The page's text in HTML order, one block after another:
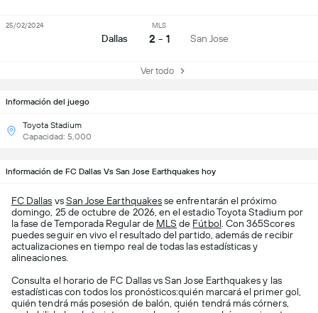
Información del juego
Toyota Stadium
Capacidad: 5,000
Dallas
MLS
2 - 1 San Jose
25/02/2024
Ver todo
Información de FC Dallas Vs San Jose Earthquakes hoy
FC Dallas vsSan Jose Earthquakesse enfrentarán el próximo
domingo, 25 de octubre de 2026, en el estadio Toyota Stadium por
la fase de Temporada Regular de MLS de Fútbol . Con 365Scores
puedes seguir en vivo el resultado del partido, además de recibir
actualizaciones en tiempo real de todas las estadísticas y
alineaciones.
Consulta el horario de FC Dallas vs San Jose Earthquakes y las
estadísticas con todos los pronósticos:quién marcará el primer gol,
quién tendrá más posesión de balón, quién tendrá más córners,